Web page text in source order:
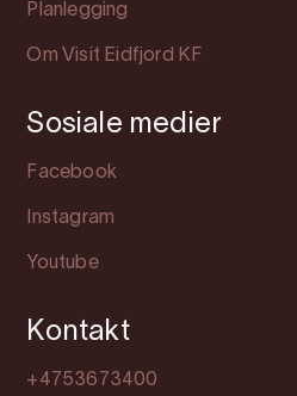
Planlegging
Om Visit Eidfjord KF
Sosiale medier
Facebook
Instagram
Youtube
Kontakt
+4753673400